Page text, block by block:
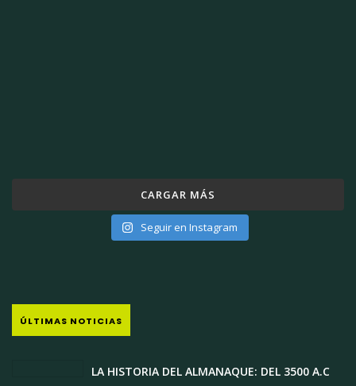
CARGAR MÁS
Seguir en Instagram
ÚLTIMAS NOTICIAS
LA HISTORIA DEL ALMANAQUE: DEL 3500 A.C